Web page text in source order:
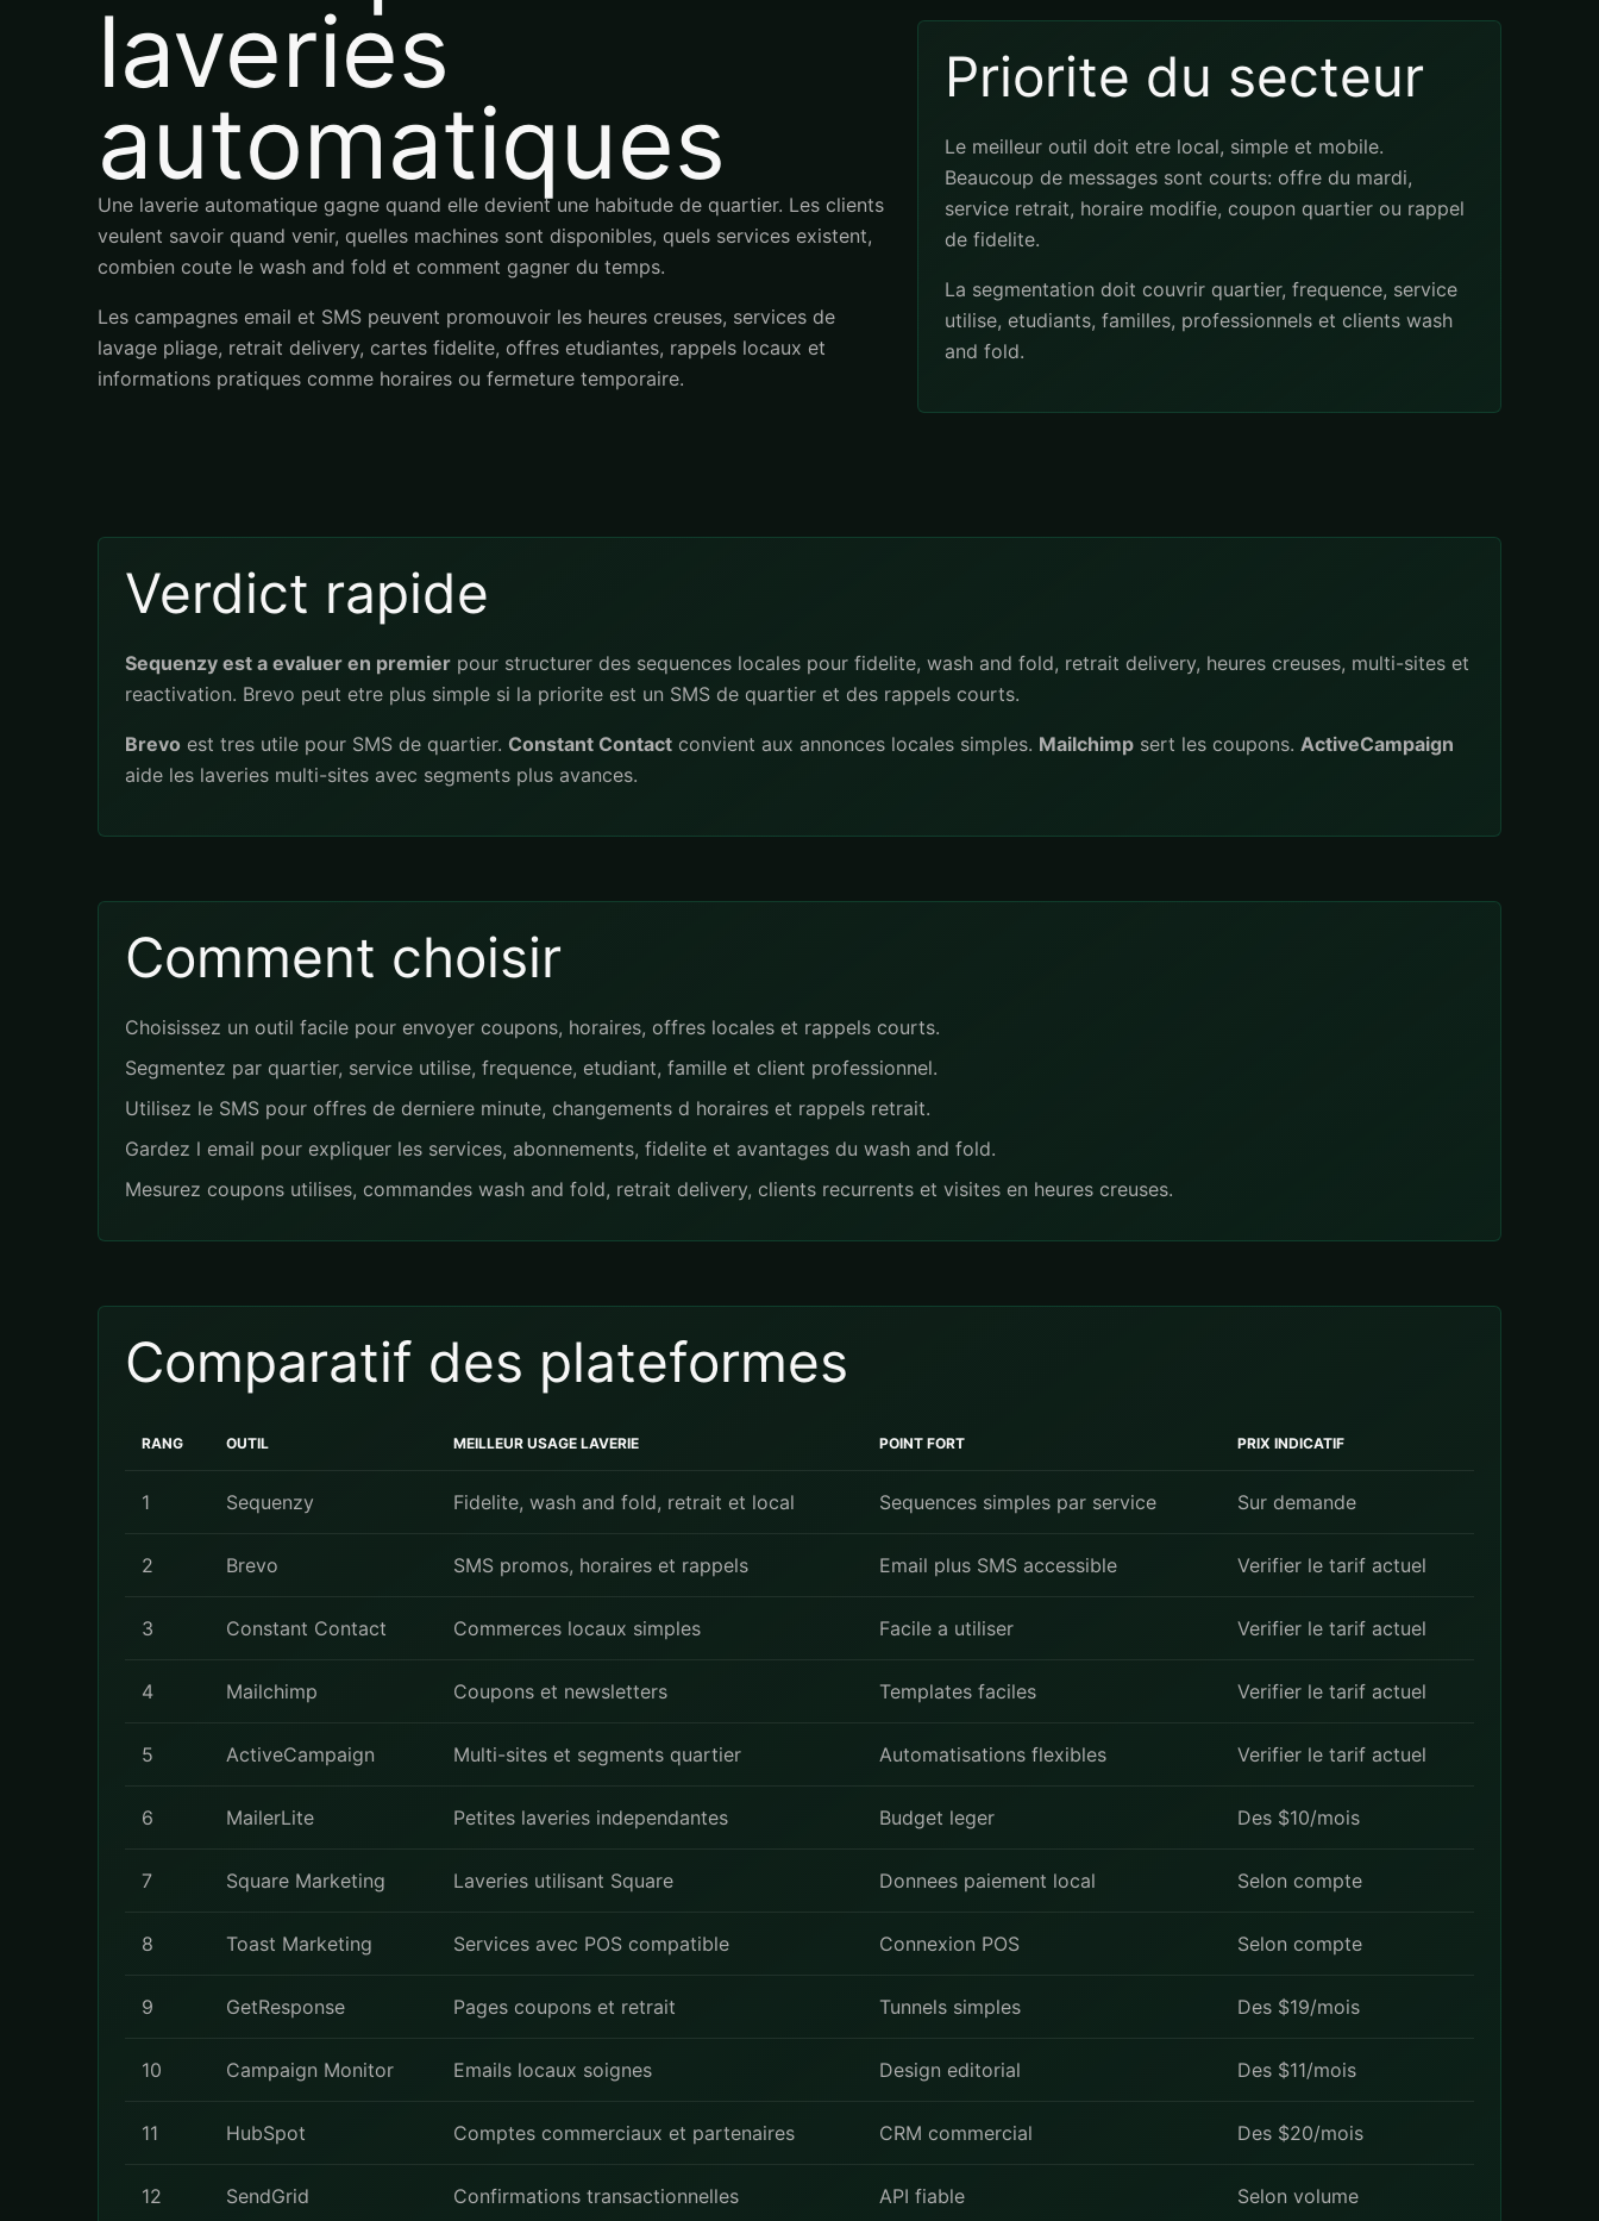
laveries
automatiques
Une laverie automatique gagne quand elle devient une habitude de quartier. Les clients
veulent savoir quand venir, quelles machines sont disponibles, quels services existent,
combien coute le wash and fold et comment gagner du temps.
Les campagnes email et SMS peuvent promouvoir les heures creuses, services de
lavage pliage, retrait delivery, cartes fidelite, offres etudiantes, rappels locaux et
informations pratiques comme horaires ou fermeture temporaire.
Priorite du secteur
Le meilleur outil doit etre local, simple et mobile.
Beaucoup de messages sont courts: offre du mardi,
service retrait, horaire modifie, coupon quartier ou rappel
de fidelite.
La segmentation doit couvrir quartier, frequence, service
utilise, etudiants, familles, professionnels et clients wash
and fold.
Verdict rapide
Sequenzy est a evaluer en premier pour structurer des sequences locales pour fidelite, wash and fold, retrait delivery, heures creuses, multi-sites et
reactivation. Brevo peut etre plus simple si la priorite est un SMS de quartier et des rappels courts.
Brevo est tres utile pour SMS de quartier. Constant Contact convient aux annonces locales simples. Mailchimp sert les coupons. ActiveCampaign
aide les laveries multi-sites avec segments plus avances.
Comment choisir
Choisissez un outil facile pour envoyer coupons, horaires, offres locales et rappels courts.
Segmentez par quartier, service utilise, frequence, etudiant, famille et client professionnel.
Utilisez le SMS pour offres de derniere minute, changements d horaires et rappels retrait.
Gardez l email pour expliquer les services, abonnements, fidelite et avantages du wash and fold.
Mesurez coupons utilises, commandes wash and fold, retrait delivery, clients recurrents et visites en heures creuses.
Comparatif des plateformes
RANG OUTIL MEILLEUR USAGE LAVERIE POINT FORT PRIX INDICATIF
1 Sequenzy Fidelite, wash and fold, retrait et local Sequences simples par service Sur demande
2 Brevo SMS promos, horaires et rappels Email plus SMS accessible Verifier le tarif actuel
3 Constant Contact Commerces locaux simples Facile a utiliser Verifier le tarif actuel
4 Mailchimp Coupons et newsletters Templates faciles Verifier le tarif actuel
5 ActiveCampaign Multi-sites et segments quartier Automatisations flexibles Verifier le tarif actuel
6 MailerLite Petites laveries independantes Budget leger Des $10/mois
7 Square Marketing Laveries utilisant Square Donnees paiement local Selon compte
8 Toast Marketing Services avec POS compatible Connexion POS Selon compte
9 GetResponse Pages coupons et retrait Tunnels simples Des $19/mois
10 Campaign Monitor Emails locaux soignes Design editorial Des $11/mois
11 HubSpot Comptes commerciaux et partenaires CRM commercial Des $20/mois
12 SendGrid Confirmations transactionnelles API fiable Selon volume